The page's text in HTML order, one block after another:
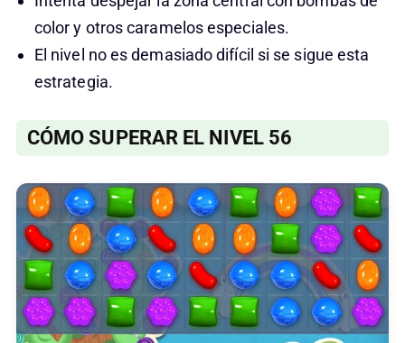
color y otros caramelos especiales.
El nivel no es demasiado difícil si se sigue esta
estrategia.
CÓMO SUPERAR EL NIVEL 56